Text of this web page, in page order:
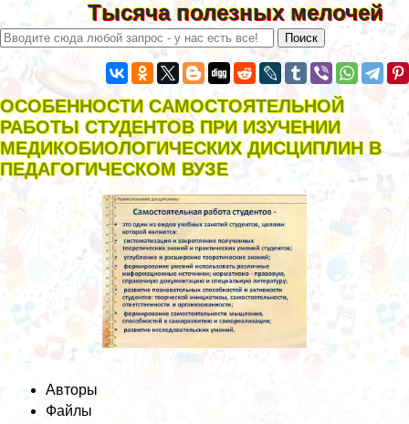
Тысяча полезных мелочей
ОСОБЕННОСТИ САМОСТОЯТЕЛЬНОЙ
РАБОТЫ СТУДЕНТОВ ПРИ ИЗУЧЕНИИ
МЕДИКОБИОЛОГИЧЕСКИХ ДИСЦИПЛИН В
ПЕДАГОГИЧЕСКОМ ВУЗЕ
Авторы
Файлы